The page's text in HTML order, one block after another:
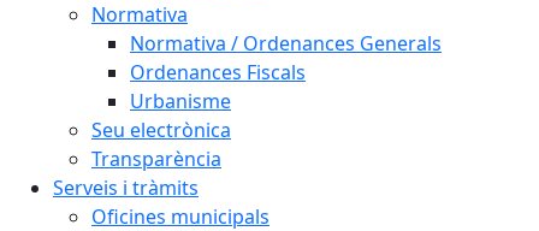
Normativa
Normativa / Ordenances Generals
Ordenances Fiscals
Urbanisme
Seu electrònica
Transparència
Serveis i tràmits
Oficines municipals